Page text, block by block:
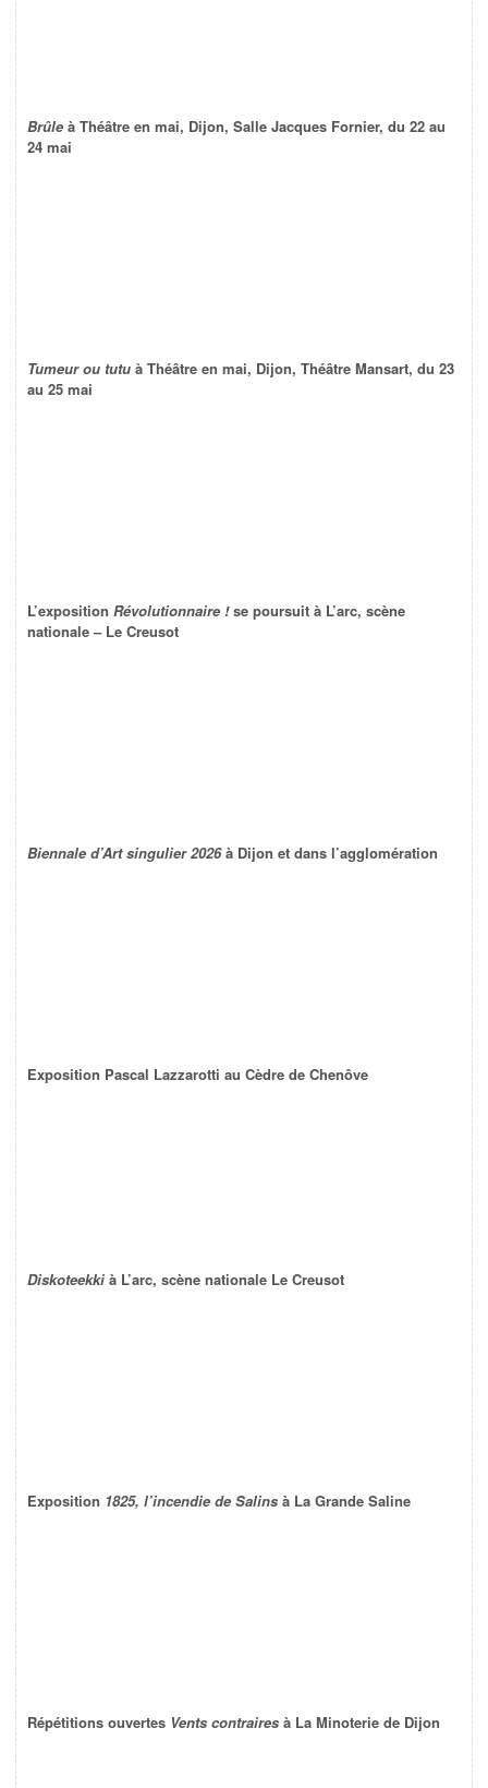
Brûle à Théâtre en mai, Dijon, Salle Jacques Fornier, du 22 au
24 mai
Tumeur ou tutu à Théâtre en mai, Dijon, Théâtre Mansart, du 23
au 25 mai
L’exposition Révolutionnaire !se poursuit à L’arc, scène
nationale – Le Creusot
Biennale d’Art singulier 2026à Dijon et dans l’agglomération
Exposition Pascal Lazzarotti au Cèdre de Chenôve
Diskoteekki à L’arc, scène nationale Le Creusot
Exposition 1825, l’incendie de Salins à La Grande Saline
Répétitions ouvertes Vents contraires à La Minoterie de Dijon